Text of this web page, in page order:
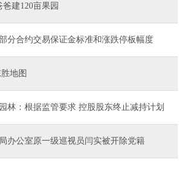
建120亩果园
分合约交易保证金标准和涨跌停板幅度
地图
林：根据监管要求 控股股东终止减持计划
办公室原一级巡视员闫实被开除党籍